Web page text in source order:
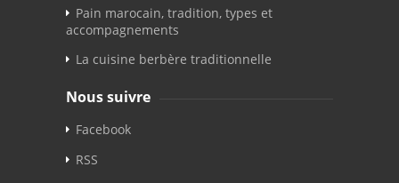
Pain marocain, tradition, types et
accompagnements
La cuisine berbère traditionnelle
Nous suivre
Facebook
RSS